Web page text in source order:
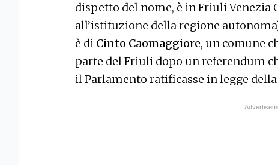
dispetto del nome, è in Friuli Venezia
all’istituzione della regione
è di Cinto Caomaggiore, un comune
parte del Friuli dopo un referendum
il Parlamento ratificasse in legge